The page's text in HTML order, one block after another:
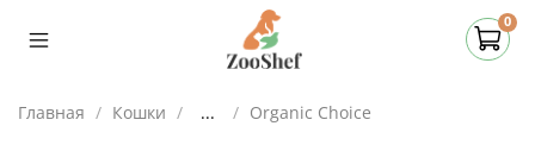
0
Главная Кошки ... Organic Сhoice